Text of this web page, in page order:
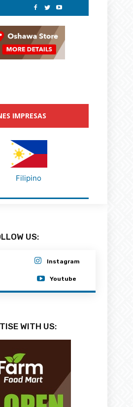
IMPRESAS
Filipino
US:
Instagram
Youtube
WITH US: